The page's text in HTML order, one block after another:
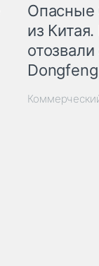
Опасные
из